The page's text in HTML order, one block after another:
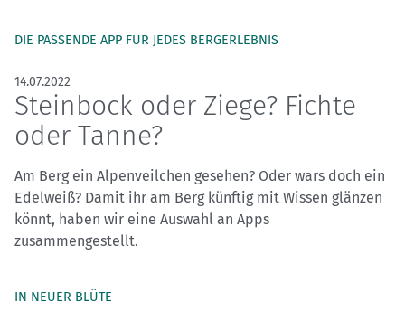
DIE PASSENDE APP FÜR JEDES BERGERLEBNIS
14.07.2022
Steinbock oder Ziege? Fichte
oder Tanne?
Am Berg ein Alpenveilchen gesehen? Oder wars doch ein
Edelweiß? Damit ihr am Berg künftig mit Wissen glänzen
könnt, haben wir eine Auswahl an Apps
zusammengestellt.
IN NEUER BLÜTE